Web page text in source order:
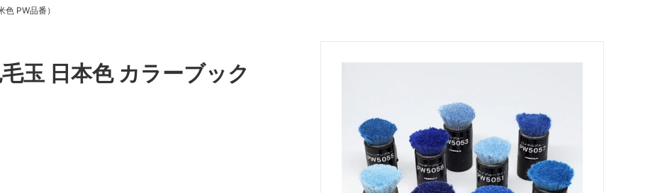
色 PW品番）
玉 日本色 カラーブック